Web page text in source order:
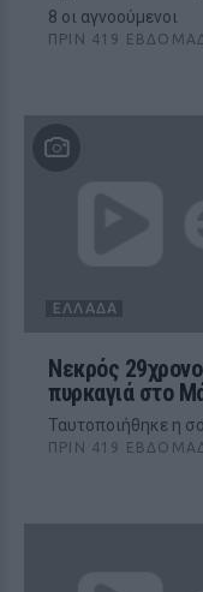
8 οι αγνοούμενοι
ΠΡΙΝ 419
ΕΛΛΆΔΑ
Νεκρός
πυρκαγιά στο
Ταυτοποιήθηκε η
ΠΡΙΝ 419